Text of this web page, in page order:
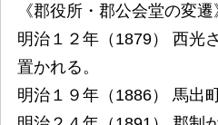
《郡役所・郡公会堂の変遷
明治１２年（1879） 西光
置かれる。
明治１９年（1886） 馬出